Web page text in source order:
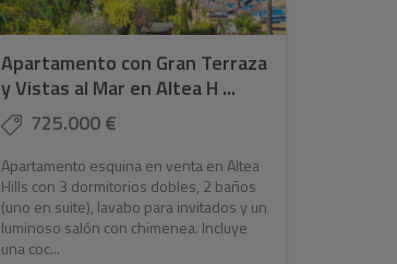
Apartamento con Gran Terraza
y Vistas al Mar en Altea H ...
725.000 €
Apartamento esquina en venta en Altea
Hills con 3 dormitorios dobles, 2 baños
(uno en suite), lavabo para invitados y un
luminoso salón con chimenea. Incluye
una coc...